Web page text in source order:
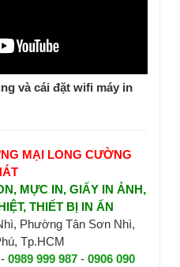
và cái đặt wifi máy in
MẠI LONG CƯỜNG
MỰC IN, GIẤY IN ẢNH,
THIẾT BỊ IN ẤN
Phường Tân Sơn Nhì,
Tp.HCM
- 0989 999 987 - 0906 090